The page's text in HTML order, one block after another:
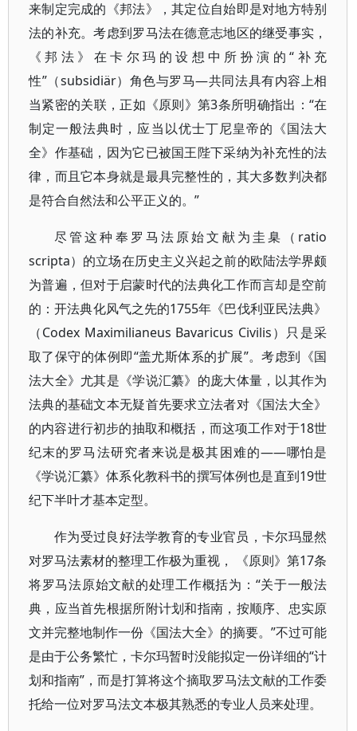
来制定完成的《邦法》，其定位自始即是对地方特别
法的补充。考虑到罗马法在德意志地区的继受事实，
《邦法》在卡尔玛的设想中所扮演的“补充
性”（subsidiär）角色与罗马—共同法具有内容上相
当紧密的关联，正如《原则》第3条所明确指出：“在
制定一般法典时，应当以优士丁尼皇帝的《国法大
全》作基础，因为它已被国王陛下采纳为补充性的法
律，而且它本身就是最具完整性的，其大多数判决都
是符合自然法和公平正义的。”
尽管这种奉罗马法原始文献为圭臬（ratio
scripta）的立场在历史主义兴起之前的欧陆法学界颇
为普遍，但对于启蒙时代的法典化工作而言却是空前
的：开法典化风气之先的1755年《巴伐利亚民法典》
（Codex Maximilianeus Bavaricus Civilis）只是采
取了保守的体例即“盖尤斯体系的扩展”。考虑到《国
法大全》尤其是《学说汇纂》的庞大体量，以其作为
法典的基础文本无疑首先要求立法者对《国法大全》
的内容进行初步的抽取和概括，而这项工作对于18世
纪末的罗马法研究者来说是极其困难的——哪怕是
《学说汇纂》体系化教科书的撰写体例也是直到19世
纪下半叶才基本定型。
作为受过良好法学教育的专业官员，卡尔玛显然
对罗马法素材的整理工作极为重视， 《原则》第17条
将罗马法原始文献的处理工作概括为：“关于一般法
典，应当首先根据所附计划和指南，按顺序、忠实原
文并完整地制作一份《国法大全》的摘要。”不过可能
是由于公务繁忙，卡尔玛暂时没能拟定一份详细的“计
划和指南”，而是打算将这个摘取罗马法文献的工作委
托给一位对罗马法文本极其熟悉的专业人员来处理。